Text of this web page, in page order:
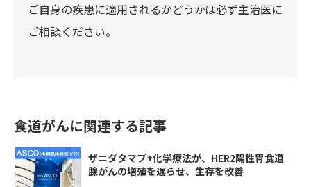
ご自身の疾患に適用されるかどうかは必ず主治医に
ご相談ください。
食道がんに関連する記事
ザニダタマブ+化学療法が、HER2陽性胃食道
腺がんの増殖を遅らせ、生存を改善